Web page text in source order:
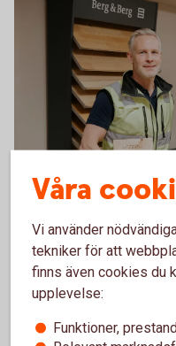
Möt några av
För oss är det viktigt
region utvecklas.
och hög service på din
besöka våra kunder
Våra
Vi använder
tekniker för att
finns även cookies du
upplevelse:
Funktioner,